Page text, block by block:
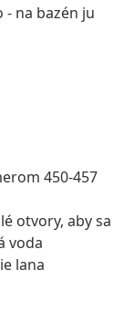
- na bazén ju
450-457
otvory, aby sa
voda
lana